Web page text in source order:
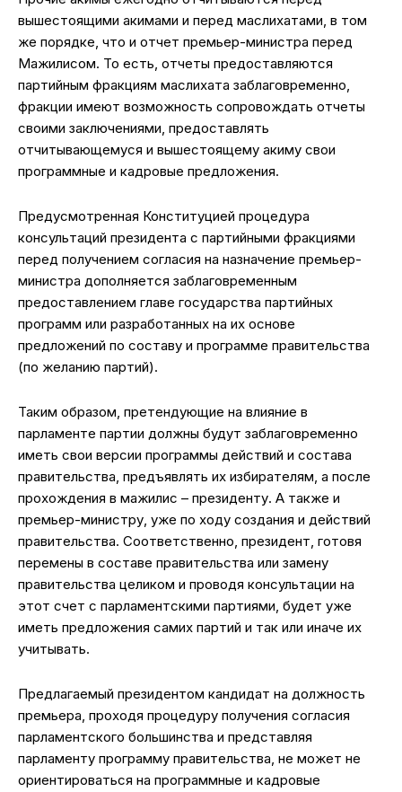
вышестоящими акимами и перед маслихатами, в том
же порядке, что и отчет премьер-министра перед
Мажилисом. То есть, отчеты предоставляются
партийным фракциям маслихата заблаговременно,
фракции имеют возможность сопровождать отчеты
своими заключениями, предоставлять
отчитывающемуся и вышестоящему акиму свои
программные и кадровые предложения.
Предусмотренная Конституцией процедура
консультаций президента с партийными фракциями
перед получением согласия на назначение премьер-
министра дополняется заблаговременным
предоставлением главе государства партийных
программ или разработанных на их основе
предложений по составу и программе правительства
(по желанию партий).
Таким образом, претендующие на влияние в
парламенте партии должны будут заблаговременно
иметь свои версии программы действий и состава
правительства, предъявлять их избирателям, а после
прохождения в мажилис – президенту. А также и
премьер-министру, уже по ходу создания и действий
правительства. Соответственно, президент, готовя
перемены в составе правительства или замену
правительства целиком и проводя консультации на
этот счет с парламентскими партиями, будет уже
иметь предложения самих партий и так или иначе их
учитывать.
Предлагаемый президентом кандидат на должность
премьера, проходя процедуру получения согласия
парламентского большинства и представляя
парламенту программу правительства, не может не
ориентироваться на программные и кадровые